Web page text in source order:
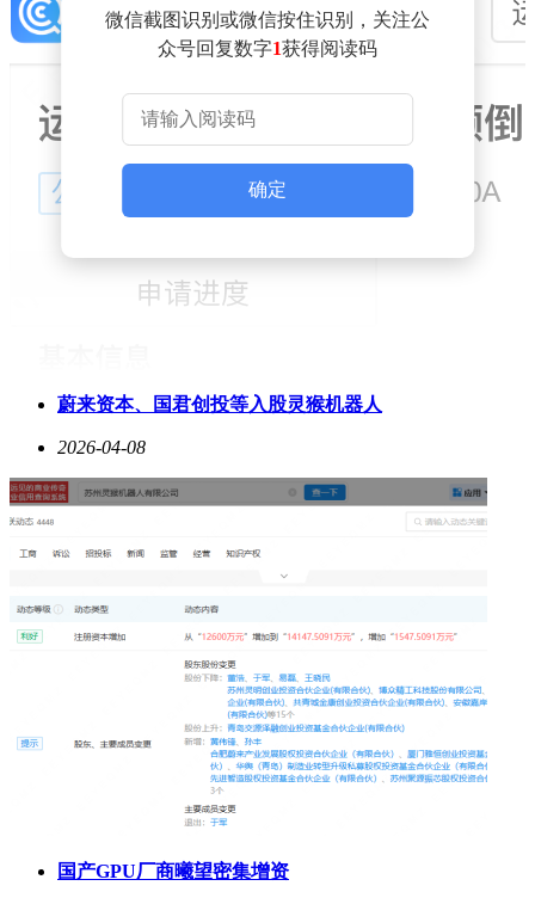
微信截图识别或微信按住识别，关注公
众号回复数字1获得阅读码
确定
蔚来资本、国君创投等入股灵猴机器人
2026-04-08
国产GPU厂商曦望密集增资